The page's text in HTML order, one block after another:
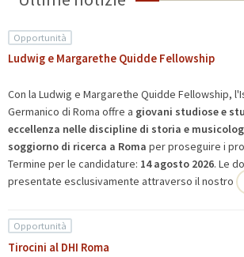
Opportunità
Ludwig e Margarethe Quidde Fellowship
Con la Ludwig e Margarethe Quidde Fellowship,
Germanico di Roma offre a giovani studiose e
eccellenza nelle discipline di storia e
soggiorno di ricerca a Roma per proseguire i
Termine per le candidature: 14 agosto 2026. Le
presentate esclusivamente attraverso il nostro
Opportunità
Tirocini al DHI Roma